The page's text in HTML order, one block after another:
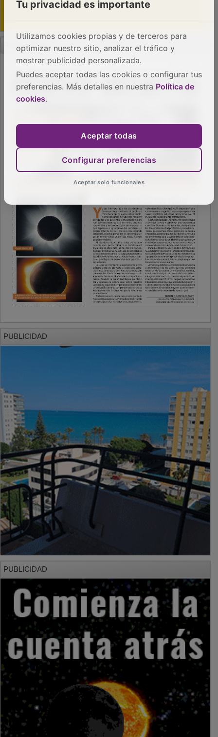
PUBLICIDAD
Tu privacidad es importante
Utilizamos cookies propias y de terceros para
optimizar nuestro sitio, analizar el tráfico y
mostrar publicidad personalizada.
Puedes aceptar todas las cookies o configurar tus
preferencias. Más detalles en nuestra Política de
cookies.
Aceptar todas
Configurar preferencias
Aceptar solo funcionales